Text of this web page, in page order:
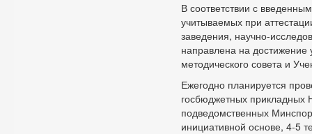
В соответствии с
учитываемых при
заведения, научно-
направлена на
методического совета и
Ежегодно планируется
госбюджетных прикладных
подведомственных
инициативной основе, 4-5